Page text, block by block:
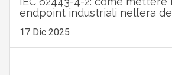
endpoint industriali nell’era
17 Dic 2025